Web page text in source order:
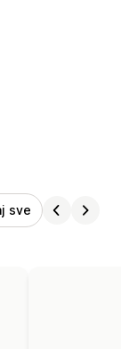
sve